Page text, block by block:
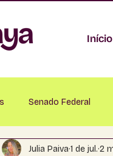
Início
Senado Federal
Amambaí
Julia Paiva 1 de jul. 2